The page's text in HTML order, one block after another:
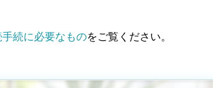
手続に必要なものをご覧ください。